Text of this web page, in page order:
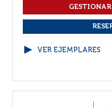
VER EJEMPLARES